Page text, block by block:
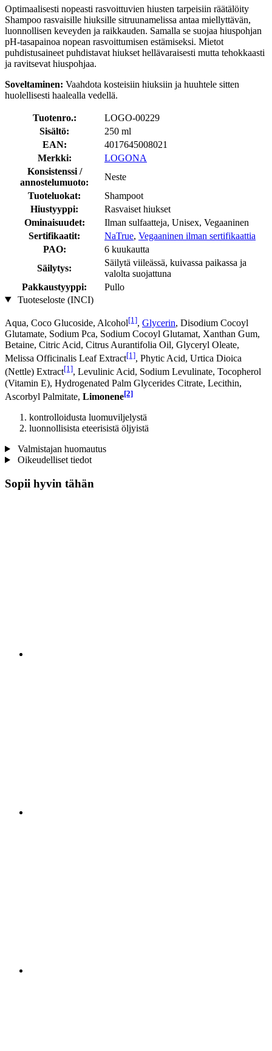
Optimaalisesti nopeasti rasvoittuvien hiusten tarpeisiin räätälöity
Shampoo rasvaisille hiuksille sitruunamelissa antaa miellyttävän,
luonnollisen keveyden ja raikkauden. Samalla se suojaa hiuspohjan
pH-tasapainoa nopean rasvoittumisen estämiseksi. Mietot
puhdistusaineet puhdistavat hiukset hellävaraisesti mutta tehokkaasti
ja ravitsevat hiuspohjaa.
Soveltaminen: Vaahdota kosteisiin hiuksiin ja huuhtele sitten
huolellisesti haalealla vedellä.
Tuotenro.:
LOGO-00229
Sisältö:
250 ml
EAN:
4017645008021
Merkki:
LOGONA
Konsistenssi /
annostelumuoto:
Neste
Tuoteluokat:
Shampoot
Hiustyyppi:
Rasvaiset hiukset
Ominaisuudet:
Ilman sulfaatteja, Unisex, Vegaaninen
Sertifikaatit:
NaTrue, Vegaaninen ilman sertifikaattia
PAO:
6 kuukautta
Säilytys:
Säilytä viileässä, kuivassa paikassa ja
valolta suojattuna
Pakkaustyyppi:
Pullo
Tuoteseloste (INCI)
Aqua, Coco Glucoside, Alcohol[1], Glycerin, Disodium Cocoyl
Glutamate, Sodium Pca, Sodium Cocoyl Glutamat, Xanthan Gum,
Betaine, Citric Acid, Citrus Aurantifolia Oil, Glyceryl Oleate,
Melissa Officinalis Leaf Extract[1], Phytic Acid, Urtica Dioica
(Nettle) Extract[1], Levulinic Acid, Sodium Levulinate, Tocopherol
(Vitamin E), Hydrogenated Palm Glycerides Citrate, Lecithin,
Ascorbyl Palmitate, Limonene[2]
kontrolloidusta luomuviljelystä
luonnollisista eteerisistä öljyistä
Valmistajan huomautus
Oikeudelliset tiedot
Sopii hyvin tähän